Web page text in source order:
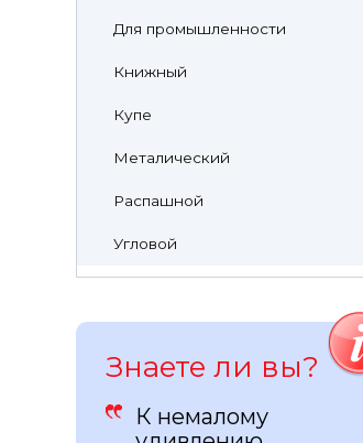
Для промышленности
Книжный
Купе
Металический
Распашной
Угловой
Знаете ли вы?
К немалому